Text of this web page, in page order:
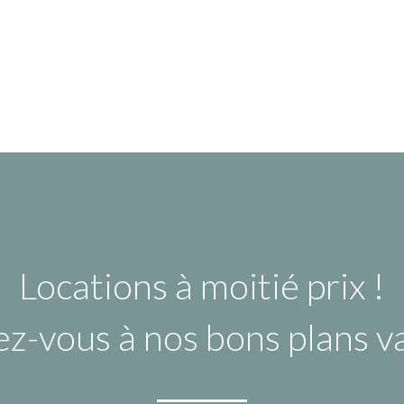
Locations à moitié prix !
vous à nos bons plans